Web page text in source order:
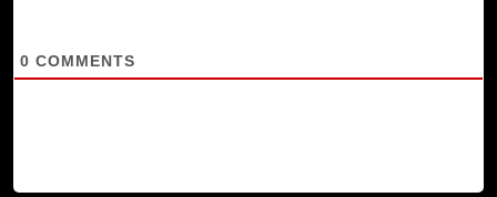
0 COMMENTS